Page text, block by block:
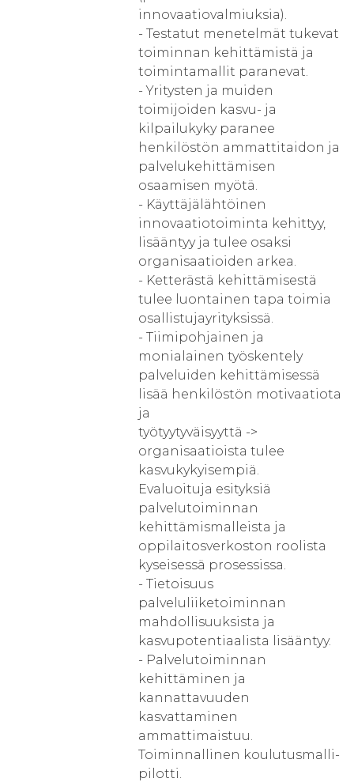
innovaatiovalmiuksia).
- Testatut menetelmät tukevat
toiminnan kehittämistä ja
toimintamallit paranevat.
- Yritysten ja muiden
toimijoiden kasvu- ja
kilpailukyky paranee
henkilöstön ammattitaidon ja
palvelukehittämisen
osaamisen myötä.
- Käyttäjälähtöinen
innovaatiotoiminta kehittyy,
lisääntyy ja tulee osaksi
organisaatioiden arkea.
- Ketterästä kehittämisestä
tulee luontainen tapa toimia
osallistujayrityksissä.
- Tiimipohjainen ja
monialainen työskentely
palveluiden kehittämisessä
lisää henkilöstön motivaatiota
ja
työtyytyväisyyttä ->
organisaatioista tulee
kasvukykyisempiä.
Evaluoituja esityksiä
palvelutoiminnan
kehittämismalleista ja
oppilaitosverkoston roolista
kyseisessä prosessissa.
- Tietoisuus
palveluliiketoiminnan
mahdollisuuksista ja
kasvupotentiaalista lisääntyy.
- Palvelutoiminnan
kehittäminen ja
kannattavuuden
kasvattaminen
ammattimaistuu.
Toiminnallinen koulutusmalli-
pilotti.